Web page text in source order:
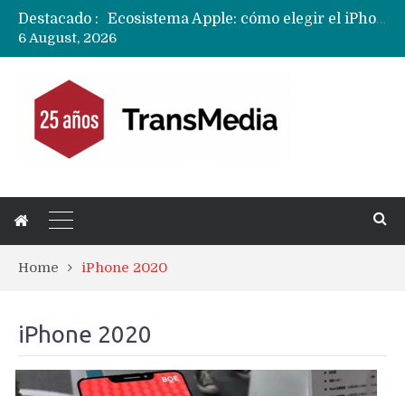
Destacado :
Nuevas filtraciones del Mate 90 Pro Max apuntan a potenciar las cámaras y pantalla OLED doble capa
6 August, 2026
Home iPhone 2020
iPhone 2020